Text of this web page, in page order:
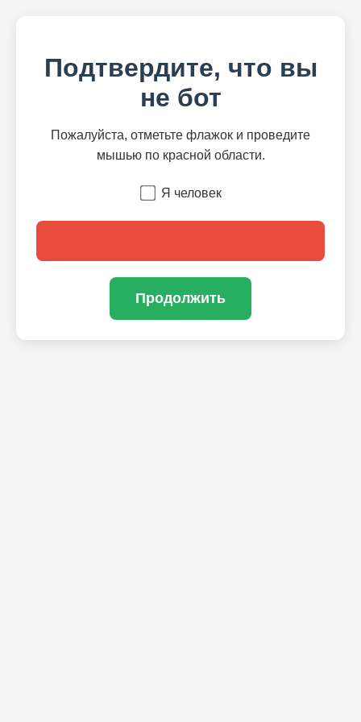
Подтвердите, что вы
не бот
Пожалуйста, отметьте флажок и проведите
мышью по красной области.
Я человек
Продолжить